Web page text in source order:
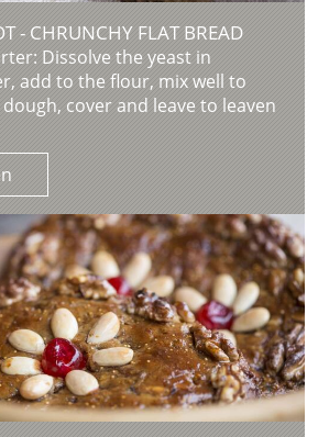
- CHRUNCHY FLAT BREAD
Dissolve the yeast in
add to the flour, mix well to
cover and leave to leaven